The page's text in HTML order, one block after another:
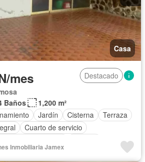
Casa
mes
Destacado
Baños
1,200 m²
Jardín Cisterna
Terraza
Cuarto de servicio
Aire acondicionado
Inmobiliaria Jamex